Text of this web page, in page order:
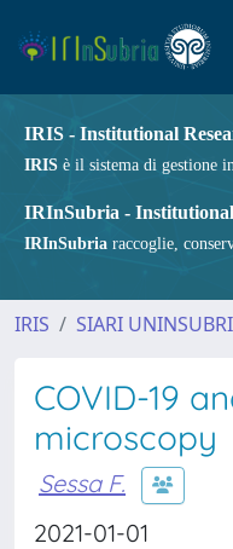
IRIS - Institutional
IRIS è il sistema di gestione
IRInSubria -
IRInSubria raccoglie,
IRIS SIARI
COVID-19
microscopy
Sessa F.
2021-01-01